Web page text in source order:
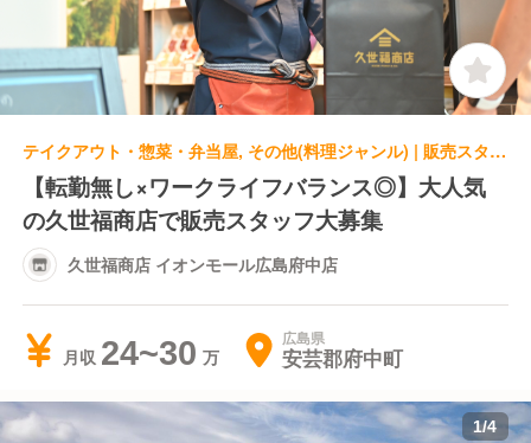
テイクアウト・惣菜・弁当屋, その他(料理ジャンル) | 販売スタッフ | 久世福商店 イオンモール広島府中店
【転勤無し×ワークライフバランス◎】大人気
の久世福商店で販売スタッフ大募集
久世福商店 イオンモール広島府中店
月収 24~30 広島県
安芸郡府中町
1/4